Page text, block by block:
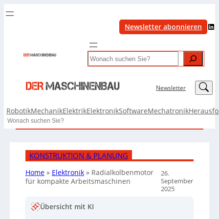
Newsletter abonnieren LinkedIn
Search
Newsletter LinkedIn
RobotikMechanikElektrikElektronikSoftwareMechatronik
Search
KONSTRUKTION & PLANUNG
Home» Elektronik» Radialkolbenmotor
für kompakte Arbeitsmaschinen
26.
September
2025
Übersicht mit KI